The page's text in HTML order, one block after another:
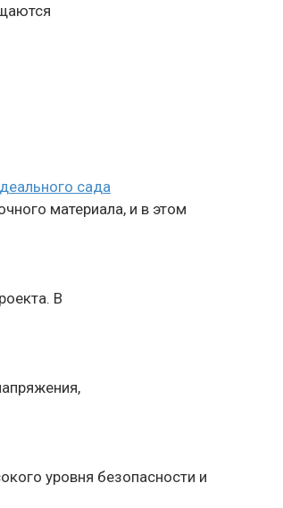
сада
материала, и в этом
В
уровня безопасности и